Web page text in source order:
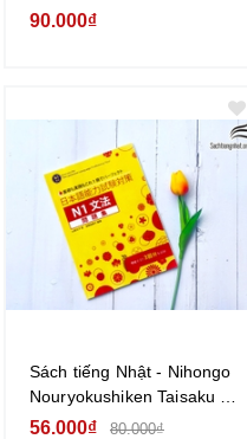
90.000₫
Sách tiếng Nhật - Nihongo
Nouryokushiken Taisaku N1
bunpou mondaishu- Sách
56.000₫ 80.000₫